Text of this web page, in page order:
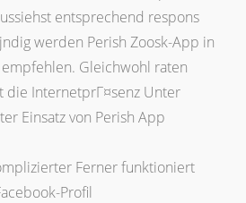
entsprechend respons
werden Perish Zoosk-App in
Gleichwohl raten
die InternetprГ¤senz Unter
Einsatz von Perish App
Ferner funktioniert
Profil